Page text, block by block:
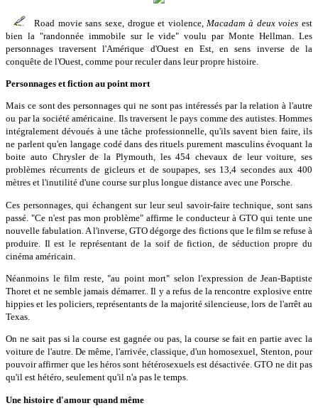
Road movie sans sexe, drogue et violence, Macadam à deux voies est
bien la "randonnée immobile sur le vide" voulu par Monte Hellman. Les
personnages traversent l'Amérique d'Ouest en Est, en sens inverse de la
conquête de l'Ouest, comme pour reculer dans leur propre histoire.
Personnages et fiction au point mort
Mais ce sont des personnages qui ne sont pas intéressés par la relation à l'autre
ou par la société américaine. Ils traversent le pays comme des autistes. Hommes
intégralement dévoués à une tâche professionnelle, qu'ils savent bien faire, ils
ne parlent qu'en langage codé dans des rituels purement masculins évoquant la
boite auto Chrysler de la Plymouth, les 454 chevaux de leur voiture, ses
problèmes récurrents de gicleurs et de soupapes, ses 13,4 secondes aux 400
mètres et l'inutilité d'une course sur plus longue distance avec une Porsche.
Ces personnages, qui échangent sur leur seul savoir-faire technique, sont sans
passé. "Ce n'est pas mon problème" affirme le conducteur à GTO qui tente une
nouvelle fabulation. A l'inverse, GTO dégorge des fictions que le film se refuse à
produire. Il est le représentant de la soif de fiction, de séduction propre du
cinéma américain.
Néanmoins le film reste, "au point mort" selon l'expression de Jean-Baptiste
Thoret et ne semble jamais démarrer.. Il y a refus de la rencontre explosive entre
hippies et les policiers, représentants de la majorité silencieuse, lors de l'arrêt au
Texas.
On ne sait pas si la course est gagnée ou pas, la course se fait en partie avec la
voiture de l'autre. De même, l'arrivée, classique, d'un homosexuel, Stenton, pour
pouvoir affirmer que les héros sont hétérosexuels est désactivée. GTO ne dit pas
qu'il est hétéro, seulement qu'il n'a pas le temps.
Une histoire d'amour quand même